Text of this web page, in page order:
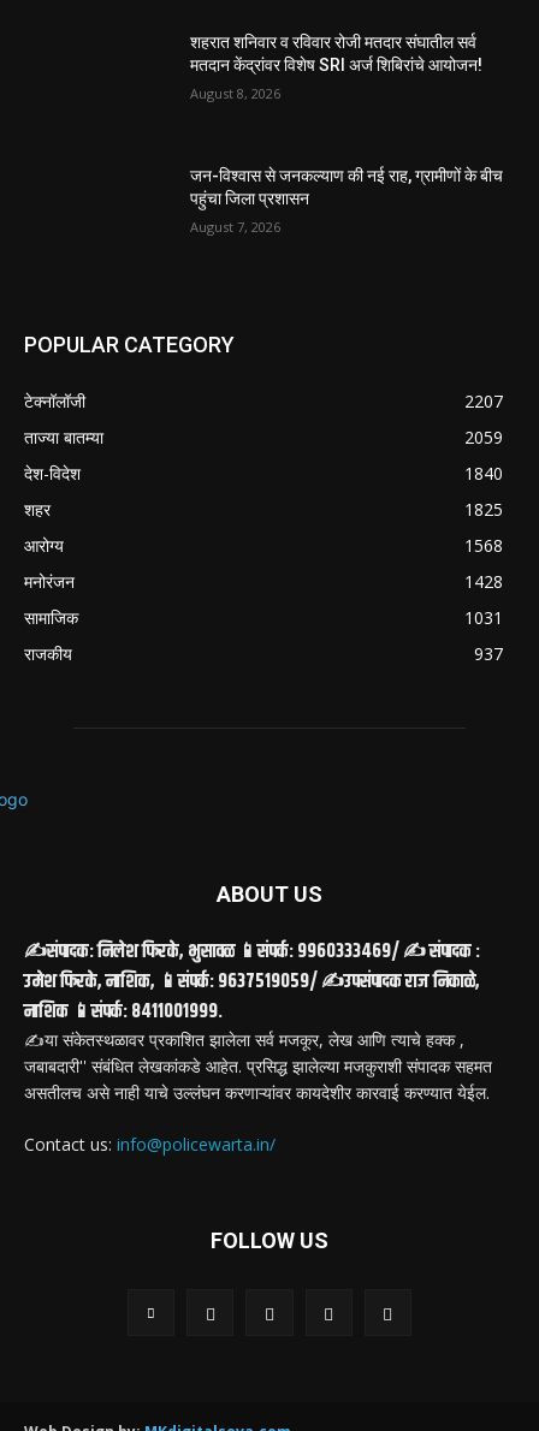
शहरात शनिवार व रविवार रोजी मतदार संघातील सर्व
मतदान केंद्रांवर विशेष SRI अर्ज शिबिरांचे आयोजन!
August 8, 2026
जन-विश्वास से जनकल्याण की नई राह, ग्रामीणों के बीच
पहुंचा जिला प्रशासन
August 7, 2026
POPULAR CATEGORY
टेक्नॉलॉजी
2207
ताज्या बातम्या
2059
देश-विदेश
1840
शहर
1825
आरोग्य
1568
मनोरंजन
1428
सामाजिक
1031
राजकीय
937
ABOUT US
✍️संपादक: निलेश फिरके, भुसावळ 📱संपर्क: 9960333469/ ✍️ संपादक :
उमेश फिरके, नाशिक, 📱संपर्क: 9637519059/ ✍️उपसंपादक राज निकाळे,
नाशिक 📱संपर्क: 8411001999.
✍️या संकेतस्थळावर प्रकाशित झालेला सर्व मजकूर, लेख आणि त्याचे हक्क ,
जबाबदारी'' संबंधित लेखकांकडे आहेत. प्रसिद्ध झालेल्या मजकुराशी संपादक सहमत
असतीलच असे नाही याचे उल्लंघन करणाऱ्यांवर कायदेशीर कारवाई करण्यात येईल.
Contact us: info@policewarta.in/
FOLLOW US